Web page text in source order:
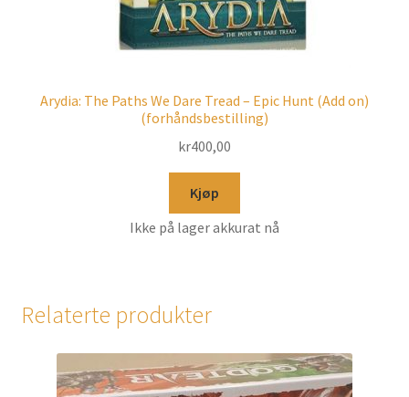
Arydia: The Paths We Dare Tread – Epic Hunt (Add on)
(forhåndsbestilling)
kr400,00
Kjøp
Ikke på lager akkurat nå
Relaterte produkter